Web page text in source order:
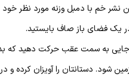
نشر خم با دمبل وزنه مورد نظر خود
یک فضای باز صاف بایستید.
جایی به سمت عقب حرکت دهید که
شود. دستانتان را آویزان کرده و